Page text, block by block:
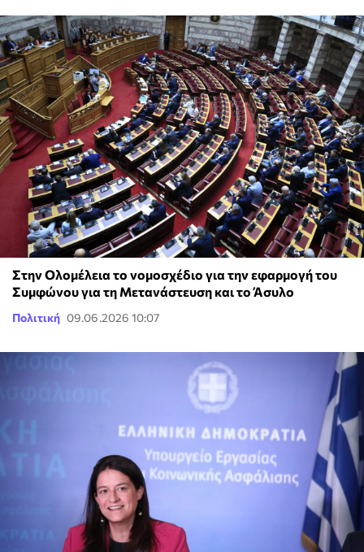
Στην Ολομέλεια το νομοσχέδιο για την εφαρμογή του
Συμφώνου για τη Μετανάστευση και το Άσυλο
Πολιτική 09.06.2026 10:07